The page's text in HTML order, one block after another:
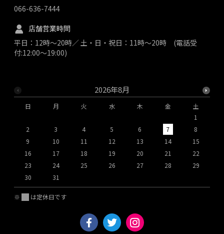
2026年8月
日 月 火 水 木 金
土
1
2
3 4 5 6 7
8
9
10 11 12 13 14
15
16
17 18 19 20 21
22
23
24 25 26 27 28
29
30
31
※ は定休日です
066-636-7444
店舗営業時間
平日：12時～20時／ 土・日・祝日：11時～20時 (電話受
付:12:00～19:00)